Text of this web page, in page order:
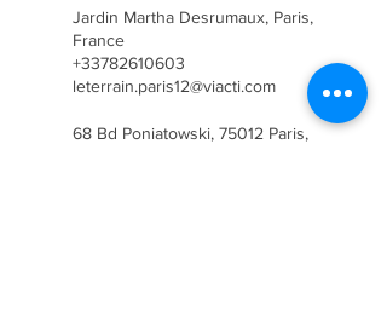
Jardin Martha Desrumaux, Paris,
France
+33782610603
leterrain.paris12@viacti.com
68 Bd Poniatowski, 75012 Paris,